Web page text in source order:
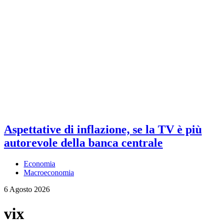
Aspettative di inflazione, se la TV è più
autorevole della banca centrale
Economia
Macroeconomia
6 Agosto 2026
vix